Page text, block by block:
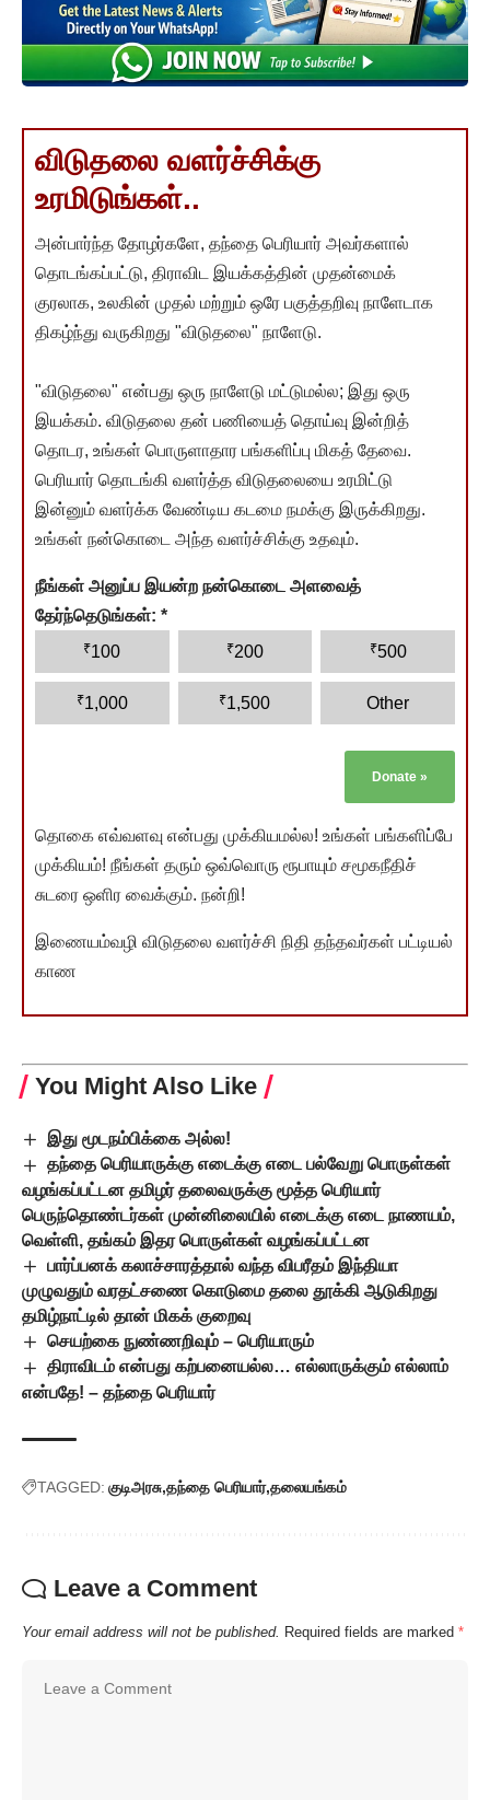
விடுதலை வளர்ச்சிக்கு
உரமிடுங்கள்..
அன்பார்ந்த தோழர்களே, தந்தை பெரியார் அவர்களால்
தொடங்கப்பட்டு, திராவிட இயக்கத்தின் முதன்மைக்
குரலாக, உலகின் முதல் மற்றும் ஒரே பகுத்தறிவு நாளேடாக
திகழ்ந்து வருகிறது "விடுதலை" நாளேடு.
"விடுதலை" என்பது ஒரு நாளேடு மட்டுமல்ல; இது ஒரு
இயக்கம். விடுதலை தன் பணியைத் தொய்வு இன்றித்
தொடர, உங்கள் பொருளாதார பங்களிப்பு மிகத் தேவை.
பெரியார் தொடங்கி வளர்த்த விடுதலையை உரமிட்டு
இன்னும் வளர்க்க வேண்டிய கடமை நமக்கு இருக்கிறது.
உங்கள் நன்கொடை அந்த வளர்ச்சிக்கு உதவும்.
நீங்கள் அனுப்ப இயன்ற நன்கொடை அளவைத்
தேர்ந்தெடுங்கள்: *
₹100 ₹200 ₹500
₹1,000 ₹1,500 Other
Donate »
தொகை எவ்வளவு என்பது முக்கியமல்ல! உங்கள் பங்களிப்பே
முக்கியம்! நீங்கள் தரும் ஒவ்வொரு ரூபாயும் சமூகநீதிச்
சுடரை ஒளிர வைக்கும். நன்றி!
இணையம்வழி விடுதலை வளர்ச்சி நிதி தந்தவர்கள் பட்டியல்
காண
You Might Also Like
இது மூடநம்பிக்கை அல்ல!
தந்தை பெரியாருக்கு எடைக்கு எடை பல்வேறு பொருள்கள்
வழங்கப்பட்டன தமிழர் தலைவருக்கு மூத்த பெரியார்
பெருந்தொண்டர்கள் முன்னிலையில் எடைக்கு எடை நாணயம்,
வெள்ளி, தங்கம் இதர பொருள்கள் வழங்கப்பட்டன
பார்ப்பனக் கலாச்சாரத்தால் வந்த விபரீதம் இந்தியா
முழுவதும் வரதட்சணை கொடுமை தலை தூக்கி ஆடுகிறது
தமிழ்நாட்டில் தான் மிகக் குறைவு
செயற்கை நுண்ணறிவும் – பெரியாரும்
திராவிடம் என்பது கற்பனையல்ல… எல்லாருக்கும் எல்லாம்
என்பதே! – தந்தை பெரியார்
TAGGED: குடிஅரசு தந்தை பெரியார் தலையங்கம்
Leave a Comment
Your email address will not be published. Required fields are marked *